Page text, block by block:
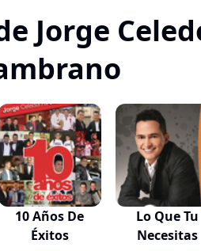
Jorge
10 Años De
Éxitos
Lo Que Tu
Necesitas